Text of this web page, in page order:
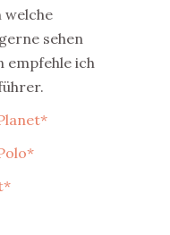
welche
sehen
empfehle ich